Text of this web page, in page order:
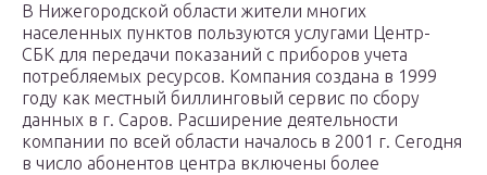
В Нижегородской области жители многих
населенных пунктов пользуются услугами Центр-
СБК для передачи показаний с приборов учета
потребляемых ресурсов. Компания создана в 1999
году как местный биллинговый сервис по сбору
данных в г. Саров. Расширение деятельности
компании по всей области началось в 2001 г. Сегодня
в число абонентов центра включены более